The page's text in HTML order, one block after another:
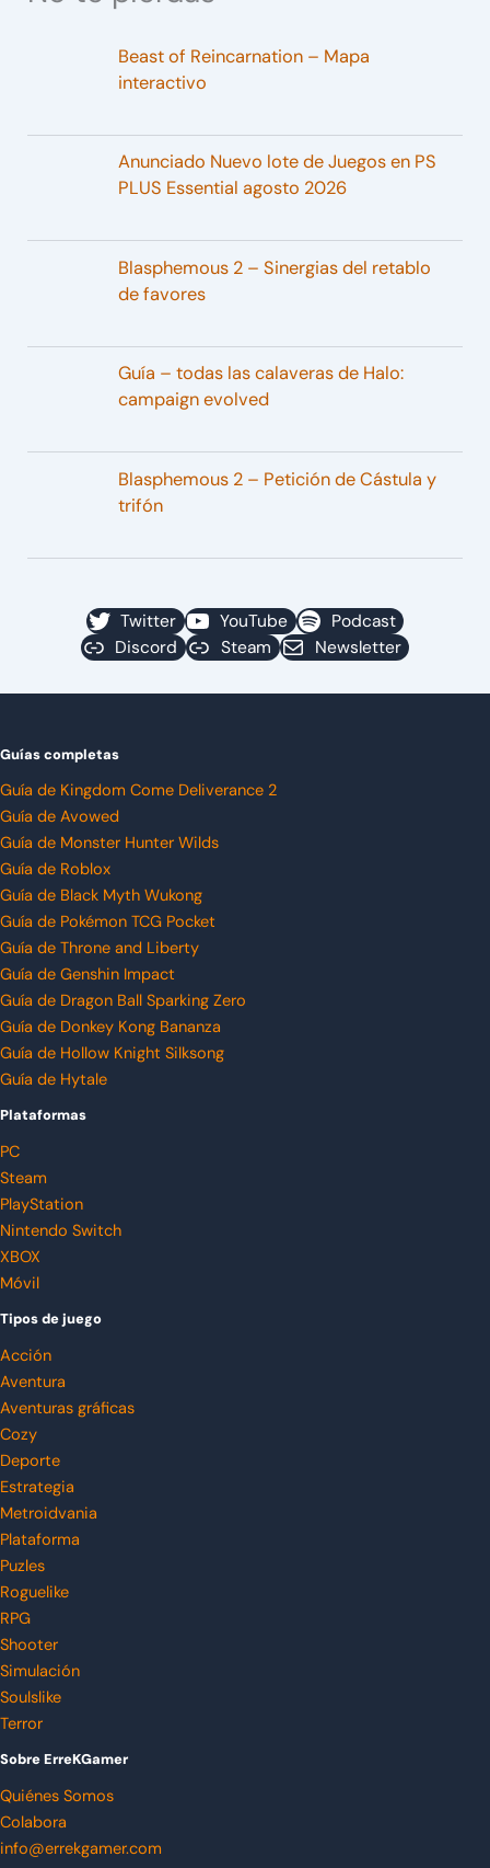
Beast of Reincarnation – Mapa
interactivo
Anunciado Nuevo lote de Juegos en PS
PLUS Essential agosto 2026
Blasphemous 2 – Sinergias del retablo
de favores
Guía – todas las calaveras de Halo:
campaign evolved
Blasphemous 2 – Petición de Cástula y
trifón
Twitter YouTube
Podcast
Discord
Steam Newsletter
Guías completas
Guía de Kingdom Come Deliverance 2
Guía de Avowed
Guía de Monster Hunter Wilds
Guía de Roblox
Guía de Black Myth Wukong
Guía de Pokémon TCG Pocket
Guía de Throne and Liberty
Guía de Genshin Impact
Guía de Dragon Ball Sparking Zero
Guía de Donkey Kong Bananza
Guía de Hollow Knight Silksong
Guía de Hytale
Plataformas
PC
Steam
PlayStation
Nintendo Switch
XBOX
Móvil
Tipos de juego
Acción
Aventura
Aventuras gráficas
Cozy
Deporte
Estrategia
Metroidvania
Plataforma
Puzles
Roguelike
RPG
Shooter
Simulación
Soulslike
Terror
Sobre ErreKGamer
Quiénes Somos
Colabora
info@errekgamer.com